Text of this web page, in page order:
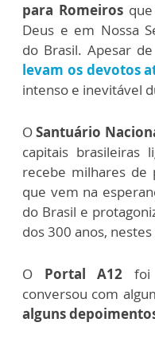
para Romeiros
Deus e em Nossa
do Brasil. Apesar
levam os devotos
intenso e inevitável
OSantuário
capitais brasileiras
recebe milhares de
que vem na
do Brasil e
dos 300 anos,
O Portal A12 foi
conversou com
alguns